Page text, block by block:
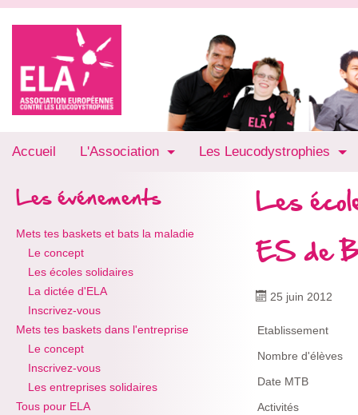
Accueil L'Association Les Leucodystrophies
Les événements
Mets tes baskets et bats la maladie
Le concept
Les écoles solidaires
La dictée d'ELA
Inscrivez-vous
Mets tes baskets dans l'entreprise
Le concept
Inscrivez-vous
Les entreprises solidaires
Tous pour ELA
Les
ES de
25 juin 2012
Etablissement
Nombre d'élèves
Date MTB
Activités